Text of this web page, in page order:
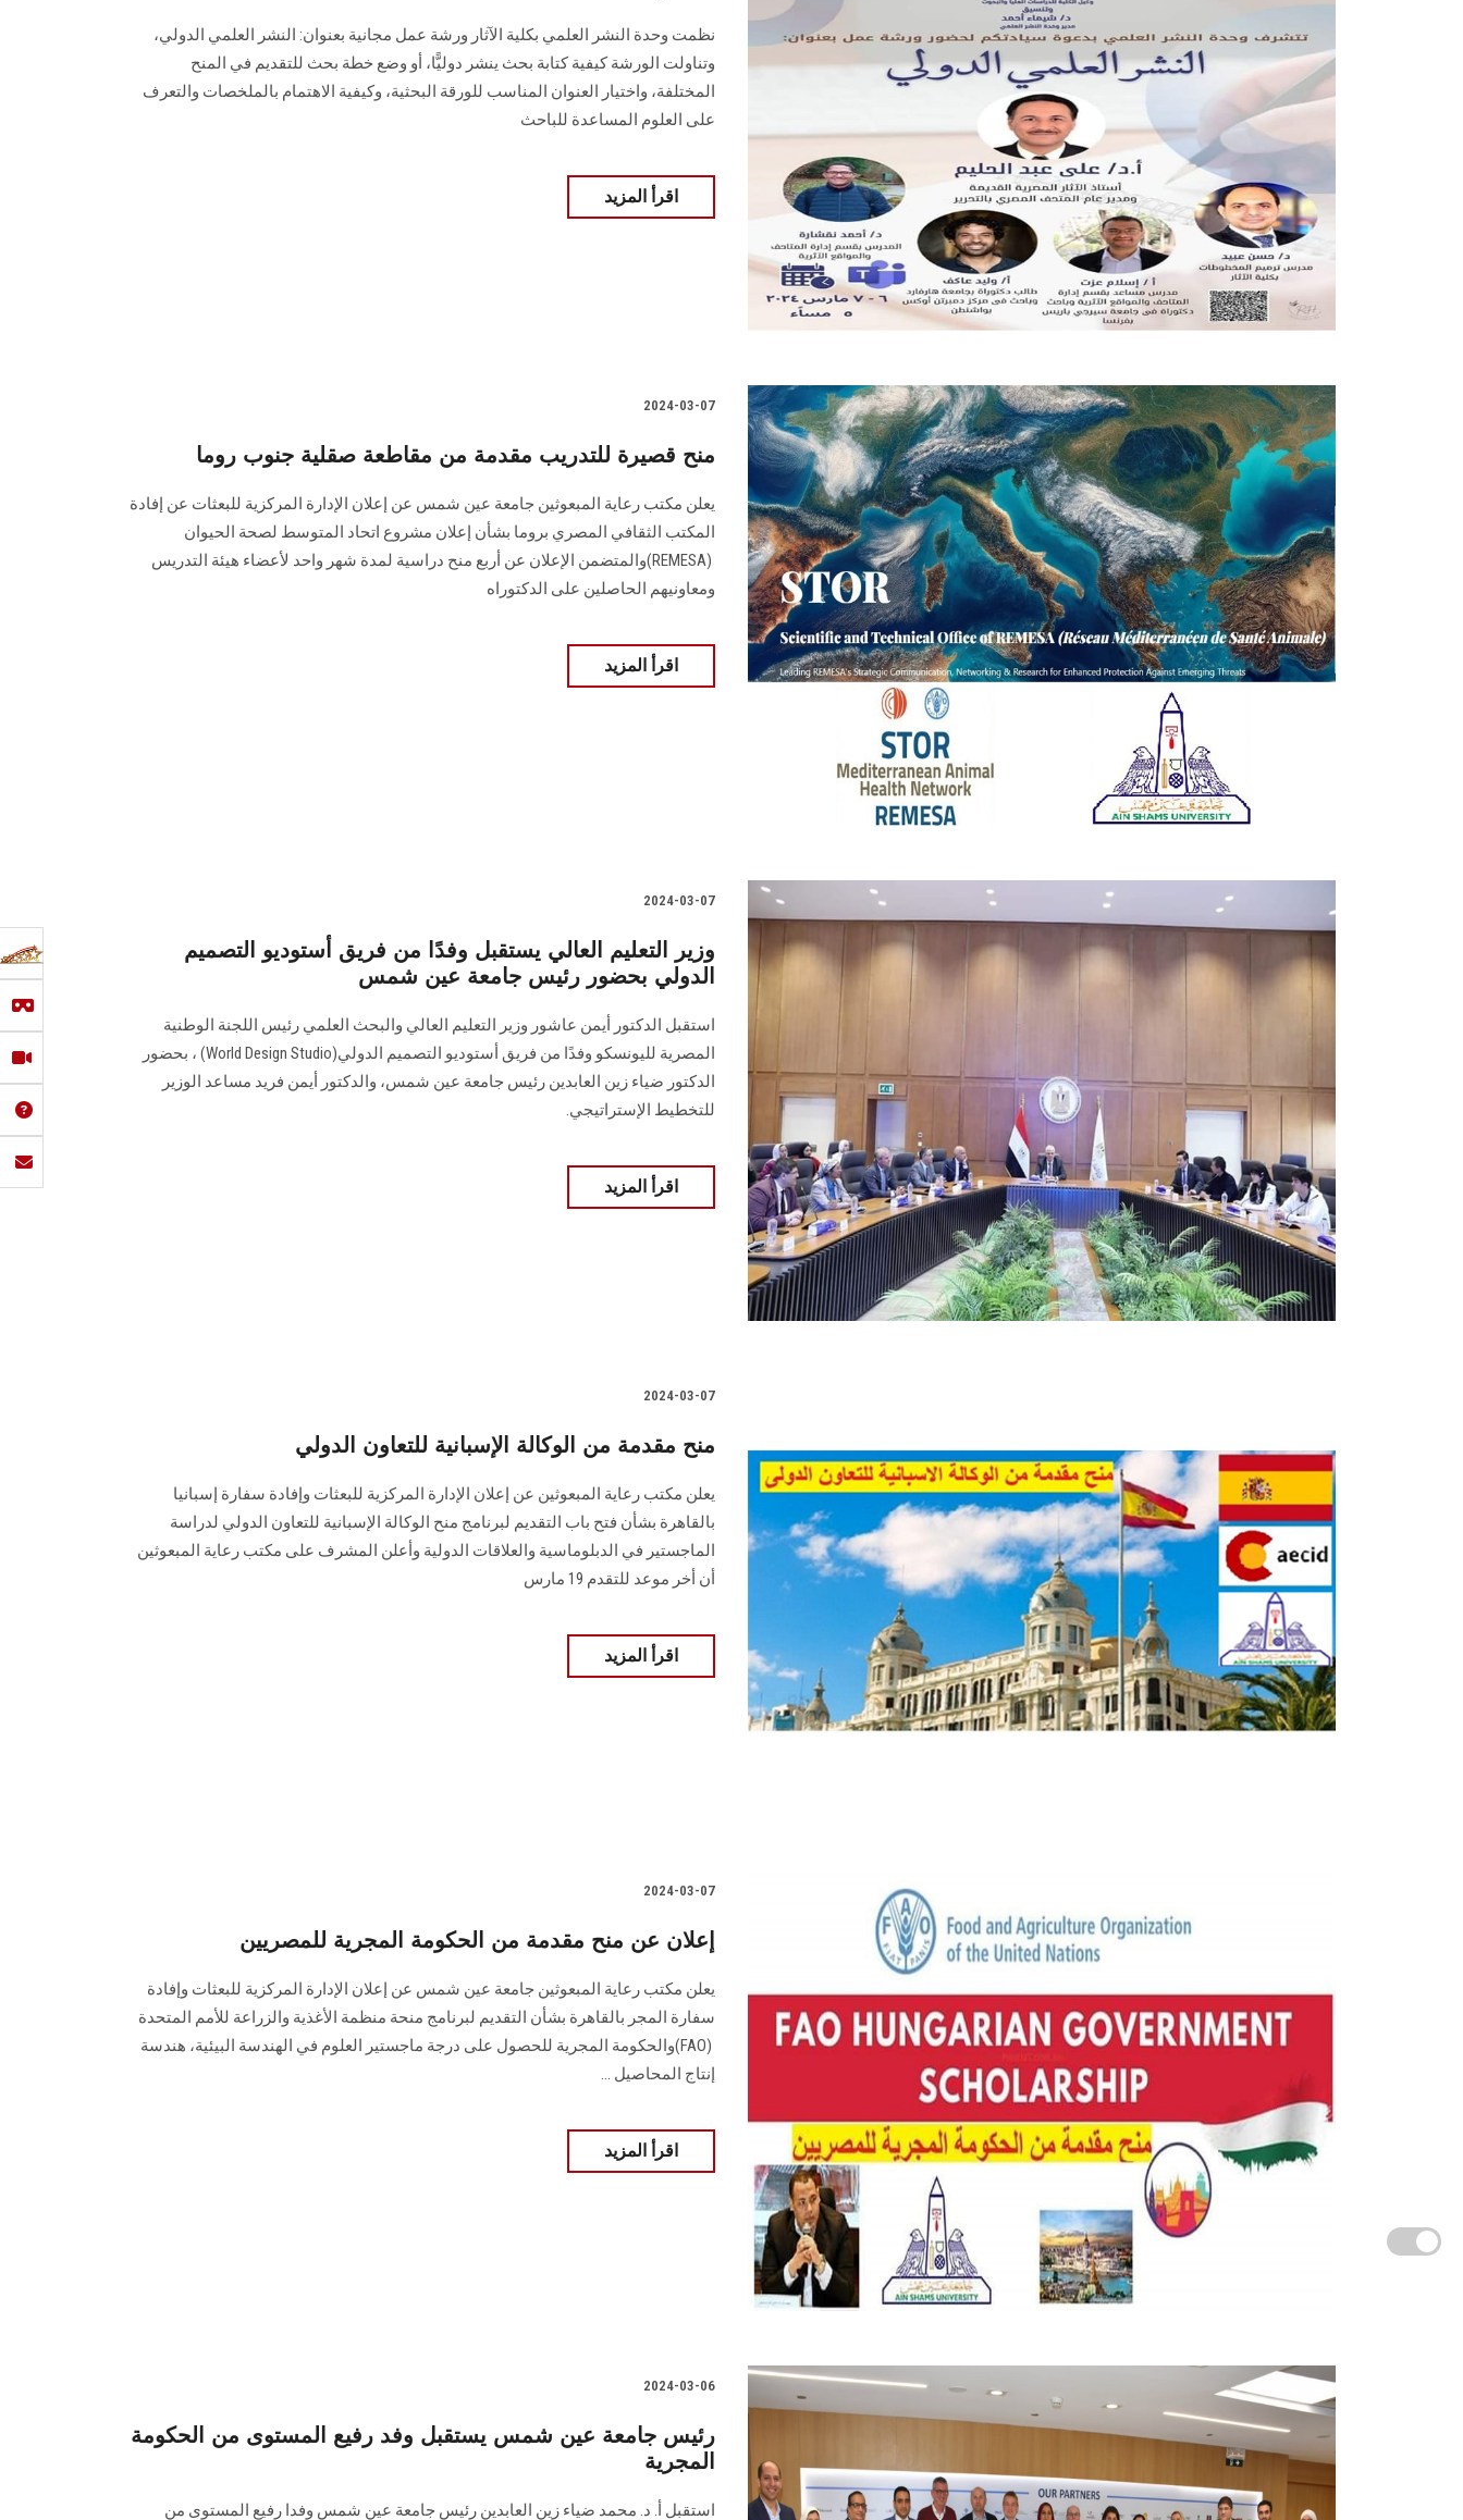
نظمت وحدة النشر العلمي بكلية الآثار ورشة عمل مجانية بعنوان: ‏النشر العلمي الدولي،
وتناولت الورشة كيفية كتابة بحث ينشر دوليًّا، أو وضع خطة بحث للتقديم في المنح
المختلفة، ‏واختيار العنوان المناسب للورقة البحثية، وكيفية الاهتمام بالملخصات والتعرف
على العلوم ‏المساعدة للباحث
اقرأ المزيد
2024-03-07
منح قصيرة للتدريب مقدمة من مقاطعة صقلية جنوب روما
يعلن مكتب رعاية المبعوثين جامعة عين شمس عن إعلان الإدارة المركزية للبعثات عن إفادة
‎‎(REMESA) ‎والمتضمن الإعلان عن أربع منح دراسية لمدة شهر واحد لأعضاء هيئة التدريس
‏ومعاونيهم الحاصلين على الدكتوراه ‏
اقرأ المزيد
2024-03-07
وزير التعليم العالي يستقبل وفدًا من فريق أستوديو التصميم
الدولي بحضور رئيس جامعة عين شمس
استقبل الدكتور أيمن عاشور وزير التعليم العالي والبحث العلمي رئيس اللجنة الوطنية
المصرية ‏لليونسكو وفدًا من فريق أستوديو التصميم الدولي‎ (World Design Studio)‎، بحضور
‏الدكتور ضياء زين العابدين رئيس جامعة عين شمس، والدكتور أيمن فريد مساعد الوزير
‏للتخطيط الإستراتيجي.
اقرأ المزيد
2024-03-07
منح مقدمة من الوكالة الإسبانية للتعاون الدولي
يعلن مكتب رعاية المبعوثين عن إعلان الإدارة المركزية للبعثات وإفادة ‏سفارة إسبانيا
بالقاهرة بشأن فتح باب التقديم لبرنامج منح الوكالة الإسبانية للتعاون الدولي لدراسة
‏الماجستير في الدبلوماسية والعلاقات الدولية وأعلن المشرف على مكتب رعاية المبعوثين
أن أخر ‏موعد للتقدم 19 مارس
اقرأ المزيد
2024-03-07
إعلان عن منح مقدمة من الحكومة المجرية للمصريين
يعلن مكتب رعاية المبعوثين جامعة عين شمس عن إعلان الإدارة المركزية للبعثات وإفادة
(FAO) ‎والحكومة المجرية للحصول على درجة ماجستير العلوم في الهندسة البيئية، هندسة
إنتاج ‏المحاصيل ...
اقرأ المزيد
2024-03-06
رئيس جامعة عين شمس يستقبل وفد رفيع المستوى من الحكومة
المجرية
استقبل أ. د. محمد ضياء زين العابدين رئيس جامعة عين شمس وفدا رفيع المستوى ‏من